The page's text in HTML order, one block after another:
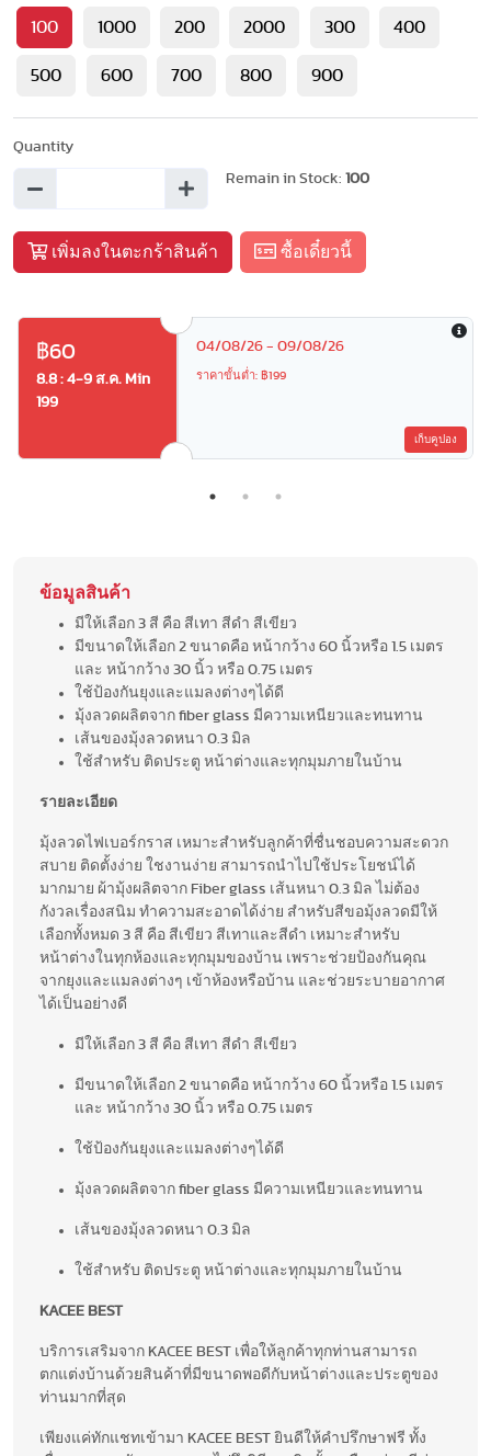
100 1000 200 2000 300 400
500 600 700 800 900
Quantity
Remain in Stock: 100
เพิ่มลงในตะกร้าสินค้า ซื้อเดี๋ยวนี้
฿60
8.8 : 4-9 ส.ค. Min
199
04/08/26 - 09/08/26
ราคาขั้นต่ำ: ฿199
เก็บคูปอง
ข้อมูลสินค้า
มีให้เลือก 3 สี คือ สีเทา สีดำ สีเขียว
มีขนาดให้เลือก 2 ขนาดคือ หน้ากว้าง 60 นิ้วหรือ 1.5 เมตร
และ หน้ากว้าง 30 นิ้ว หรือ 0.75 เมตร
ใช้ป้องกันยุงและแมลงต่างๆได้ดี
มุ้งลวดผลิตจาก fiber glass มีความเหนียวและทนทาน
เส้นของมุ้งลวดหนา 0.3 มิล
ใช้สำหรับ ติดประตู หน้าต่างและทุกมุมภายในบ้าน
รายละเอียด
มุ้งลวดไฟเบอร์กราส เหมาะสำหรับลูกค้าที่ชื่นชอบความสะดวก
สบาย ติดตั้งง่าย ใชงานง่าย สามารถนำไปใช้ประโยชน์ได้
มากมาย ผ้ามุ้งผลิตจาก Fiber glass เส้นหนา 0.3 มิล ไม่ต้อง
กังวลเรื่องสนิม ทำความสะอาดได้ง่าย สำหรับสีขอมุ้งลวดมีให้
เลือกทั้งหมด 3 สี คือ สีเขียว สีเทาและสีดำ เหมาะสำหรับ
หน้าต่างในทุกห้องและทุกมุมของบ้าน เพราะช่วยป้องกันคุณ
จากยุงและแมลงต่างๆ เข้าห้องหรือบ้าน และช่วยระบายอากาศ
ได้เป็นอย่างดี
มีให้เลือก 3 สี คือ สีเทา สีดำ สีเขียว
มีขนาดให้เลือก 2 ขนาดคือ หน้ากว้าง 60 นิ้วหรือ 1.5 เมตร
และ หน้ากว้าง 30 นิ้ว หรือ 0.75 เมตร
ใช้ป้องกันยุงและแมลงต่างๆได้ดี
มุ้งลวดผลิตจาก fiber glass มีความเหนียวและทนทาน
เส้นของมุ้งลวดหนา 0.3 มิล
ใช้สำหรับ ติดประตู หน้าต่างและทุกมุมภายในบ้าน
KACEE BEST
บริการเสริมจาก KACEE BEST เพื่อให้ลูกค้าทุกท่านสามารถ
ตกแต่งบ้านด้วยสินค้าที่มีขนาดพอดีกับหน้าต่างและประตูของ
ท่านมากที่สุด
เพียงแค่ทักแชทเข้ามา KACEE BEST ยินดีให้คำปรึกษาฟรี ทั้ง